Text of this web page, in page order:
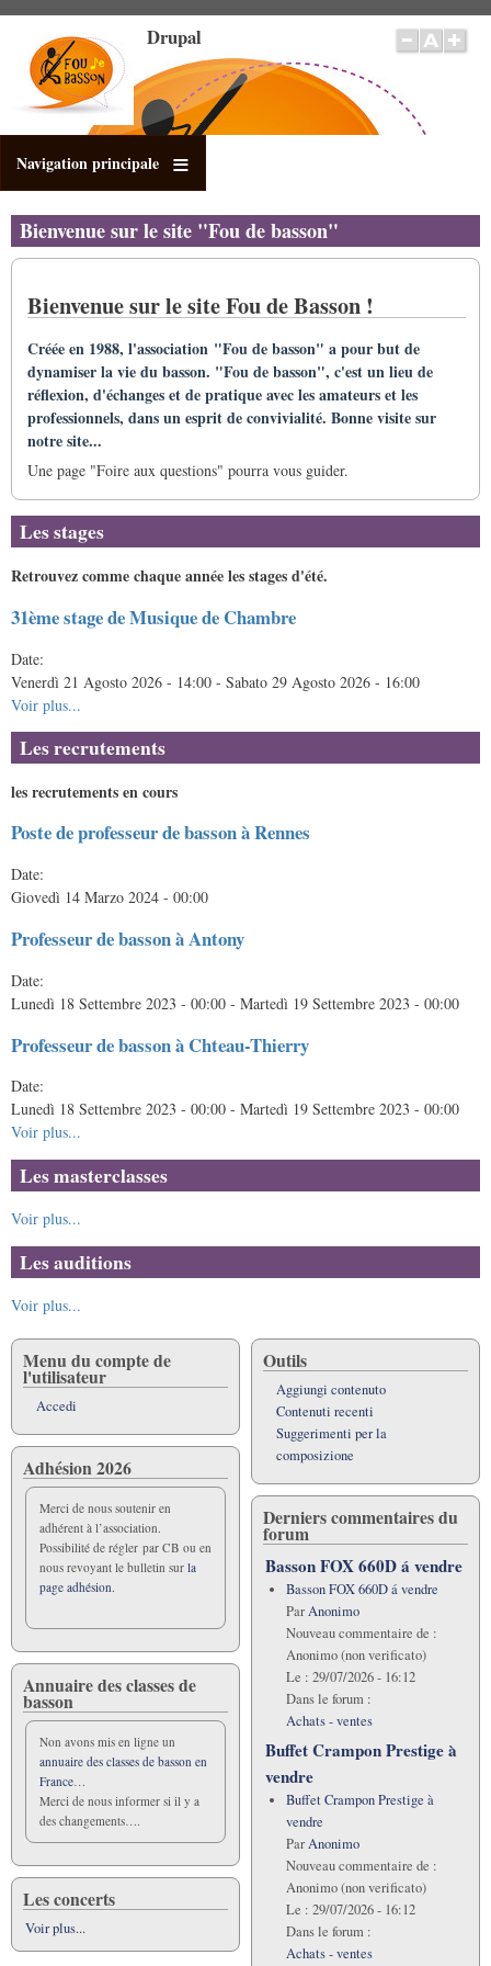
contenuto
principale
Drupal
Navigation principale
Bienvenue sur le site "Fou de basson"
Bienvenue sur le site Fou de Basson !
Créée en 1988, l'association "Fou de basson" a pour but de
dynamiser la vie du basson. "Fou de basson", c'est un lieu de
réflexion, d'échanges et de pratique avec les amateurs et les
professionnels, dans un esprit de convivialité. Bonne visite sur
notre site...
Une page "Foire aux questions" pourra vous guider.
Les stages
Retrouvez comme chaque année les stages d'été.
31ème stage de Musique de Chambre
Date:
Venerdì 21 Agosto 2026 - 14:00 - Sabato 29 Agosto 2026 - 16:00
Voir plus...
Les recrutements
les recrutements en cours
Poste de professeur de basson à Rennes
Date:
Giovedì 14 Marzo 2024 - 00:00
Professeur de basson à Antony
Date:
Lunedì 18 Settembre 2023 - 00:00 - Martedì 19 Settembre 2023 - 00:00
Professeur de basson à Chteau-Thierry
Date:
Lunedì 18 Settembre 2023 - 00:00 - Martedì 19 Settembre 2023 - 00:00
Voir plus...
Les masterclasses
Voir plus...
Les auditions
Voir plus...
Menu du compte de
l'utilisateur
Accedi
Adhésion 2026
Merci de nous soutenir en
adhérent à l’association.
Possibilité de régler par CB ou en
nous revoyant le bulletin sur la
page adhésion.
Annuaire des classes de
basson
Non avons mis en ligne un
annuaire des classes de basson en
France…
Merci de nous informer si il y a
des changements….
Les concerts
Voir plus...
Outils
Aggiungi contenuto
Contenuti recenti
Suggerimenti per la
composizione
Derniers commentaires du
forum
Basson FOX 660D á vendre
Basson FOX 660D á vendre
ParAnonimo
Nouveau commentaire de :
Anonimo (non verificato)
Le : 29/07/2026 - 16:12
Dans le forum :
Achats - ventes
Buffet Crampon Prestige à
vendre
Buffet Crampon Prestige à
vendre
ParAnonimo
Nouveau commentaire de :
Anonimo (non verificato)
Le : 29/07/2026 - 16:12
Dans le forum :
Achats - ventes